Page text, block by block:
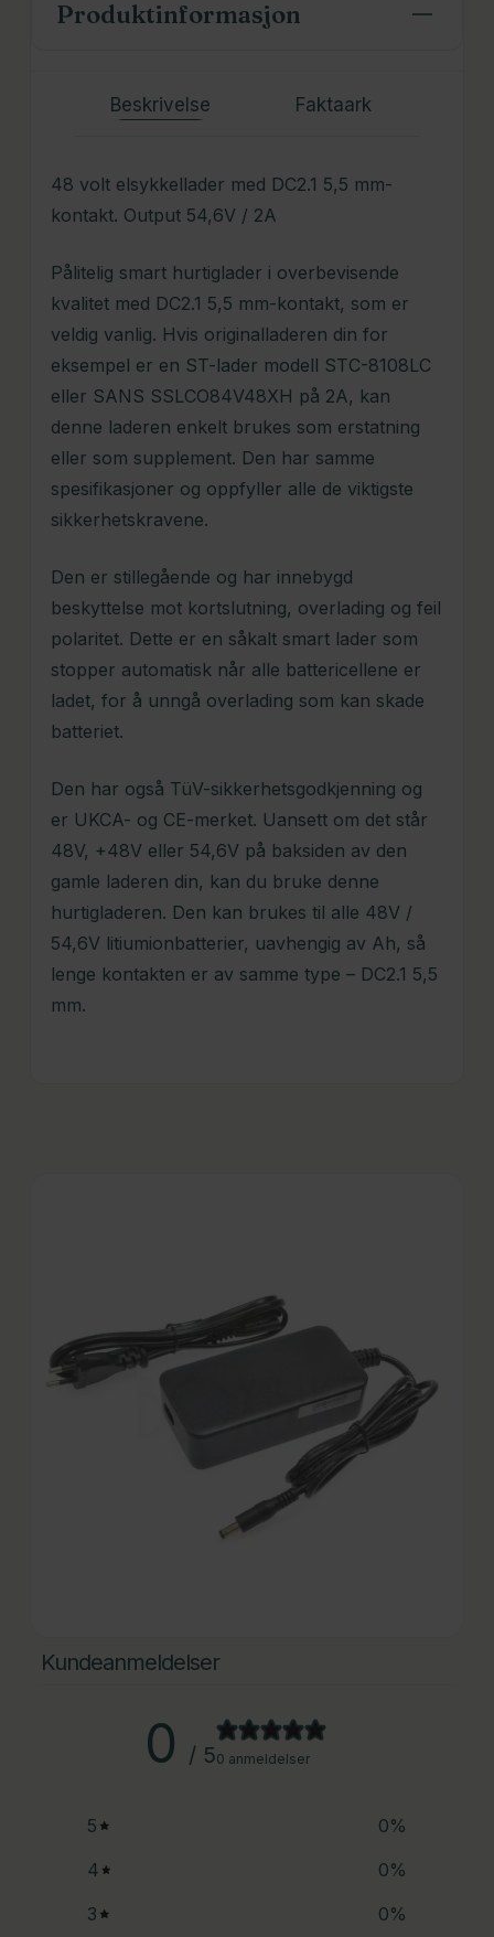
Produktinformasjon
Beskrivelse Faktaark
48 volt elsykkellader med DC2.1 5,5 mm-
kontakt. Output 54,6V / 2A
Pålitelig smart hurtiglader i overbevisende
kvalitet med DC2.1 5,5 mm-kontakt, som er
veldig vanlig. Hvis originalladeren din for
eksempel er en ST-lader modell STC-8108LC
eller SANS SSLCO84V48XH på 2A, kan
denne laderen enkelt brukes som erstatning
eller som supplement. Den har samme
spesifikasjoner og oppfyller alle de viktigste
sikkerhetskravene.
Den er stillegående og har innebygd
beskyttelse mot kortslutning, overlading og feil
polaritet. Dette er en såkalt smart lader som
stopper automatisk når alle battericellene er
ladet, for å unngå overlading som kan skade
batteriet.
Den har også TüV-sikkerhetsgodkjenning og
er UKCA- og CE-merket. Uansett om det står
48V, +48V eller 54,6V på baksiden av den
gamle laderen din, kan du bruke denne
hurtigladeren. Den kan brukes til alle 48V /
54,6V litiumionbatterier, uavhengig av Ah, så
lenge kontakten er av samme type – DC2.1 5,5
mm.
Kundeanmeldelser
0 / 50 anmeldelser
5 0%
4
0%
3
0%